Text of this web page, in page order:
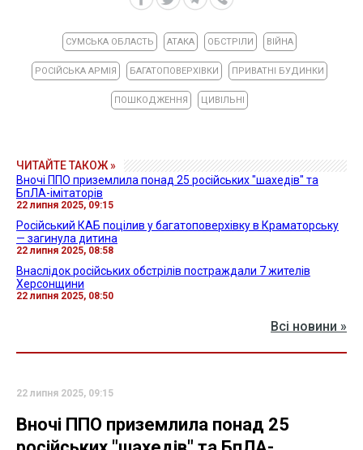
СУМСЬКА ОБЛАСТЬ АТАКА ОБСТРІЛИ ВІЙНА
РОСІЙСЬКА АРМІЯ БАГАТОПОВЕРХІВКИ ПРИВАТНІ БУДИНКИ
ПОШКОДЖЕННЯ ЦИВІЛЬНІ
ЧИТАЙТЕ ТАКОЖ »
Вночі ППО приземлила понад 25 російських "шахедів" та
БпЛА-імітаторів
22 липня 2025, 09:15
Російський КАБ поцілив у багатоповерхівку в Краматорську
— загинула дитина
22 липня 2025, 08:58
Внаслідок російських обстрілів постраждали 7 жителів
Херсонщини
22 липня 2025, 08:50
Всі новини »
22 липня 2025, 09:15
Вночі ППО приземлила понад 25